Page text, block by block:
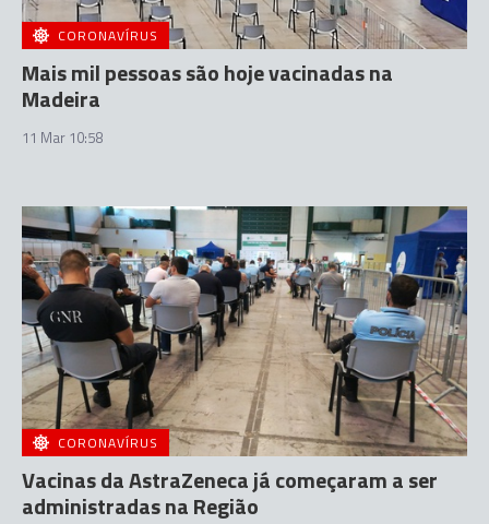
CORONAVÍRUS
Mais mil pessoas são hoje vacinadas na
Madeira
11 Mar 10:58
CORONAVÍRUS
Vacinas da AstraZeneca já começaram a ser
administradas na Região